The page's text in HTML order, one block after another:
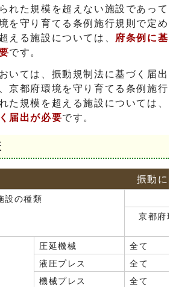
れた規模を超えない施設であって
を守り育てる条例施行規則で定め
える施設については、 府条例に基
です。
いては、振動規制法に基づく届出
京都府環境を守り育てる条例施行
た規模を超える施設については、
届出が必要です。
振動に
設の種類
京都府
圧延機械
全て
液圧プレス
全て
機械プレス
全て